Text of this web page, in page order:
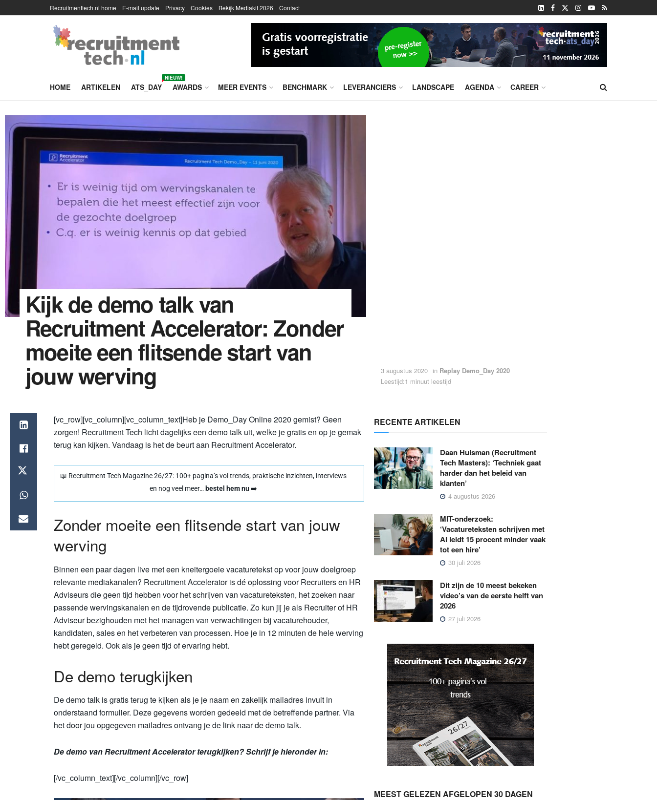
Recruitmenttech.nl home E-mail update Privacy Cookies Bekijk Mediakit 2026 Contact
HOME ARTIKELEN ATS_DAY
NIEUW!
AWARDS MEER EVENTS BENCHMARK LEVERANCIERS LANDSCAPE AGENDA CAREER
Kijk de demo talk van
Recruitment Accelerator: Zonder
moeite een flitsende start van
jouw werving 3 augustus 2020 in Replay Demo_Day 2020
Leestijd:1 minuut leestijd
[vc_row][vc_column][vc_column_text]Heb je Demo_Day Online 2020 gemist? Geen
zorgen! Recruitment Tech licht dagelijks een demo talk uit, welke je gratis en op je gemak
terug kan kijken. Vandaag is het de beurt aan Recruitment Accelerator.
📖 Recruitment Tech Magazine 26/27: 100+ pagina’s vol trends, praktische inzichten, interviews
en nog veel meer… bestel hem nu➡️
Zonder moeite een flitsende start van jouw
werving
Binnen een paar dagen live met een kneitergoeie vacaturetekst op voor jouw doelgroep
relevante mediakanalen? Recruitment Accelerator is dé oplossing voor Recruiters en HR
Adviseurs die geen tijd hebben voor het schrijven van vacatureteksten, het zoeken naar
passende wervingskanalen en de tijdrovende publicatie. Zo kun jij je als Recruiter of HR
Adviseur bezighouden met het managen van verwachtingen bij vacaturehouder,
kandidaten, sales en het verbeteren van processen. Hoe je in 12 minuten de hele werving
hebt geregeld. Ook als je geen tijd of ervaring hebt.
De demo terugkijken
De demo talk is gratis terug te kijken als je je naam en zakelijk mailadres invult in
onderstaand formulier. Deze gegevens worden gedeeld met de betreffende partner. Via
het door jou opgegeven mailadres ontvang je de link naar de demo talk.
De demo van Recruitment Accelerator terugkijken? Schrijf je hieronder in:
[/vc_column_text][/vc_column][/vc_row]
RECENTE ARTIKELEN
Daan Huisman (Recruitment
Tech Masters): ‘Techniek gaat
harder dan het beleid van
klanten’
4 augustus 2026
MIT-onderzoek:
‘Vacatureteksten schrijven met
AI leidt 15 procent minder vaak
tot een hire’
30 juli 2026
Dit zijn de 10 meest bekeken
video’s van de eerste helft van
2026
27 juli 2026
MEEST GELEZEN AFGELOPEN 30 DAGEN